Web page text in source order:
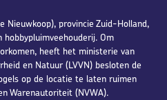
Nieuwkoop), provincie Zuid-Holland,
Om
heeft het ministerie van
en Natuur (LVVN) besloten de
op de locatie te laten ruimen
Warenautoriteit (NVWA).